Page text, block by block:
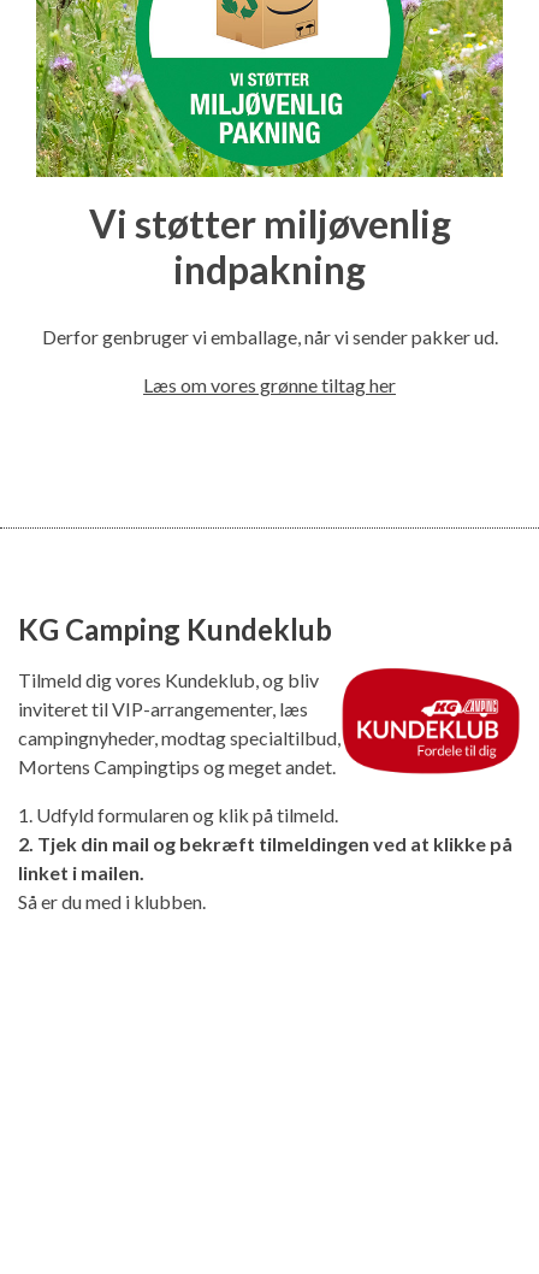
Vi støtter miljøvenlig
indpakning
Derfor genbruger vi emballage, når vi sender pakker ud.
Læs om vores grønne tiltag her
KG Camping Kundeklub
Tilmeld dig vores Kundeklub, og bliv
inviteret til VIP-arrangementer, læs
campingnyheder, modtag specialtilbud,
Mortens Campingtips og meget andet.
1. Udfyld formularen og klik på tilmeld.
2. Tjek din mail og bekræft tilmeldingen ved at klikke på
linket i mailen.
Så er du med i klubben.